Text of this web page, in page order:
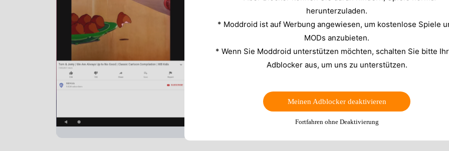
herunterzuladen.
* Moddroid ist auf Werbung angewiesen, um kostenlose Spiele
MODs anzubieten.
* Wenn Sie Moddroid unterstützen möchten, schalten Sie bitte
Adblocker aus, um uns zu unterstützen.
Meinen Adblocker deaktivieren
Fortfahren ohne Deaktivierung